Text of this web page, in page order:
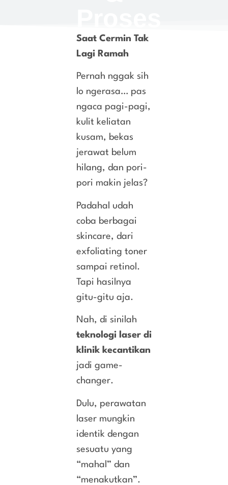
Saat Cermin Tak
Lagi Ramah
Pernah nggak sih
lo ngerasa… pas
ngaca pagi-pagi,
kulit keliatan
kusam, bekas
jerawat belum
hilang, dan pori-
pori makin jelas?
Padahal udah
coba berbagai
skincare, dari
exfoliating toner
sampai retinol.
Tapi hasilnya
gitu-gitu aja.
Nah, di sinilah
teknologi laser di
klinik kecantikan
jadi game-
changer.
Dulu, perawatan
laser mungkin
identik dengan
sesuatu yang
“mahal” dan
“menakutkan”.